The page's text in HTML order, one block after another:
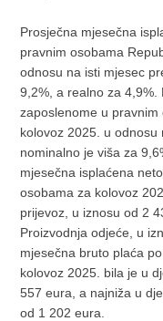
Prosječna mjesečna
pravnim osobama
odnosu na isti mjesec
9,2%, a realno za
zaposlenome u
kolovoz 2025. u
nominalno je viša za
mjesečna isplaćena
osobama za kolovoz
prijevoz, u iznosu od 2
Proizvodnja odjeće, u
mjesečna bruto plaća
kolovoz 2025. bila je u
557 eura, a najniža u
od 1 202 eura.